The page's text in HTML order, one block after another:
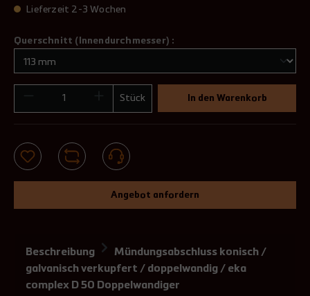
Lieferzeit 2-3 Wochen
Querschnitt (Innendurchmesser) :
Stück In den Warenkorb
Angebot anfordern
Beschreibung
Mündungsabschluss konisch /
galvanisch verkupfert / doppelwandig / eka
complex D 50 Doppelwandiger